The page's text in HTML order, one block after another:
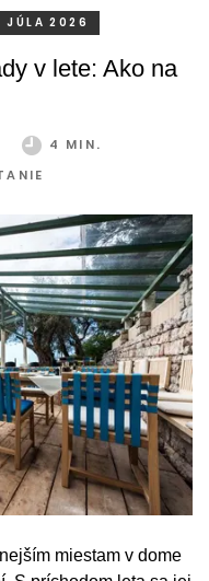
JÚLA 2026
v lete: Ako na
4 MIN.
miestam v dome